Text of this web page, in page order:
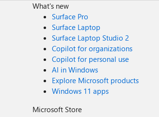
What's new
Surface Pro
Surface Laptop
Surface Laptop Studio 2
Copilot for organizations
Copilot for personal use
AI in Windows
Explore Microsoft products
Windows 11 apps
Microsoft Store